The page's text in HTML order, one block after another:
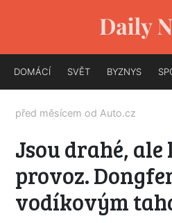
DOMÁCÍ SVĚT BYZNYS
před měsícem od Auto.cz
Jsou drahé, ale
provoz.
vodíkovým